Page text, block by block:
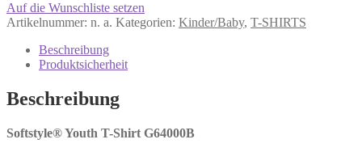
Auf die Wunschliste setzen
Artikelnummer: n. a. Kategorien: Kinder/Baby, T-SHIRTS
Beschreibung
Produktsicherheit
Beschreibung
Softstyle® Youth T-Shirt G64000B